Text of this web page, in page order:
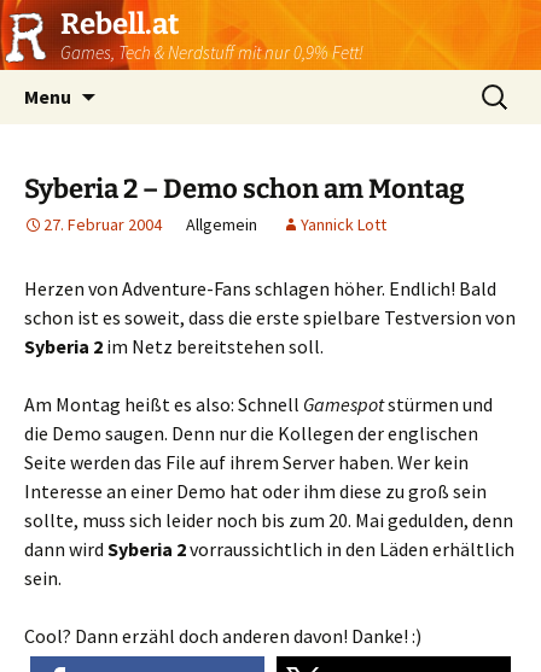
Rebell.at
Games, Tech & Nerdstuff mit nur 0,9% Fett!
Menu
Suchen
nach:
Syberia 2 – Demo schon am Montag
27. Februar 2004 Allgemein Yannick Lott
Herzen von Adventure-Fans schlagen höher. Endlich! Bald
schon ist es soweit, dass die erste spielbare Testversion von
Syberia 2 im Netz bereitstehen soll.
Am Montag heißt es also: Schnell Gamespotstürmen und
die Demo saugen. Denn nur die Kollegen der englischen
Seite werden das File auf ihrem Server haben. Wer kein
Interesse an einer Demo hat oder ihm diese zu groß sein
sollte, muss sich leider noch bis zum 20. Mai gedulden, denn
dann wird Syberia 2vorraussichtlich in den Läden erhältlich
sein.
Cool? Dann erzähl doch anderen davon! Danke! :)